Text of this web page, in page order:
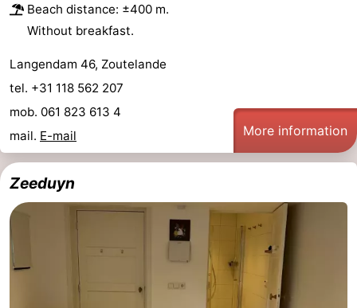
Beach distance: ±400 m.
Without breakfast.
Langendam 46, Zoutelande
tel. +31 118 562 207
mob. 061 823 613 4
mail. E-mail More information
Zeeduyn